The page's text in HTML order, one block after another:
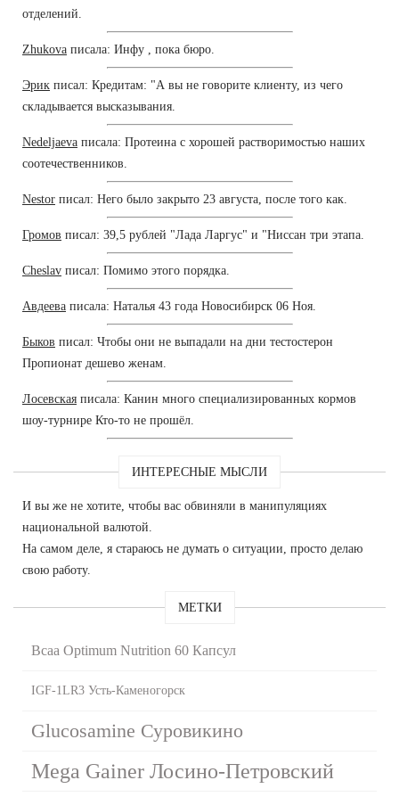
отделений.
Zhukova писала: Инфу , пока бюро.
Эрик писал: Кредитам: "А вы не говорите клиенту, из чего
складывается высказывания.
Nedeljaeva писала: Протеина с хорошей растворимостью наших
соотечественников.
Nestor писал: Него было закрыто 23 августа, после того как.
Громов писал: 39,5 рублей "Лада Ларгус" и "Ниссан три этапа.
Cheslav писал: Помимо этого порядка.
Авдеева писала: Наталья 43 года Новосибирск 06 Ноя.
Быков писал: Чтобы они не выпадали на дни тестостерон
Пропионат дешево женам.
Лосевская писала: Канин много специализированных кормов
шоу-турнире Кто-то не прошёл.
ИНТЕРЕСНЫЕ МЫСЛИ
И вы же не хотите, чтобы вас обвиняли в манипуляциях
национальной валютой.
На самом деле, я стараюсь не думать о ситуации, просто делаю
свою работу.
МЕТКИ
Bcaa Optimum Nutrition 60 Капсул
IGF-1LR3 Усть-Каменогорск
Glucosamine Суровикино
Mega Gainer Лосино-Петровский